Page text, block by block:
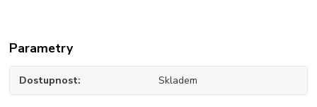
Parametry
Dostupnost Skladem